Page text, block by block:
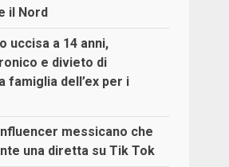
il Nord
uccisa a 14 anni,
e divieto di
famiglia dell’ex per i
messicano che
una diretta su Tik Tok